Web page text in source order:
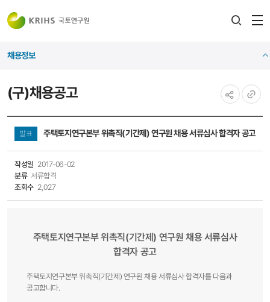
(구)채용공고
채용정보
복사
발표 주택토지연구본부 위촉직(기간제) 연구원 채용 서류심사 합격자 공고
작성일 2017-06-02
분류 서류합격
조회수 2,027
주택토지연구본부 위촉직(기간제) 연구원 채용 서류심사
합격자 공고
주택토지연구본부 위촉직(기간제) 연구원 채용 서류심사 합격자를 다음과
공고합니다.